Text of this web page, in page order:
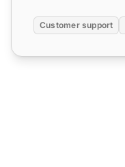
Customer support